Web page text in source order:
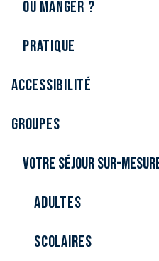
Où manger ?
Pratique
Accessibilité
Groupes
Votre séjour sur-
Adultes
Scolaires
& SÉMINAIRES
VENIR ?